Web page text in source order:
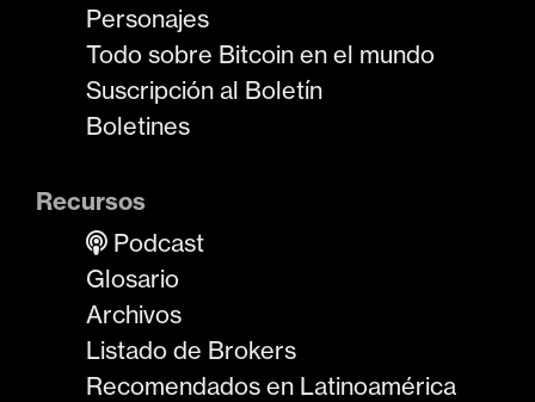
Personajes
Todo sobre Bitcoin en el mundo
Suscripción al Boletín
Boletines
Recursos
Podcast
Glosario
Archivos
Listado de Brokers
Recomendados en Latinoamérica